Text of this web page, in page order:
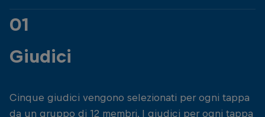
01
Giudici
Cinque giudici vengono selezionati per ogni tappa
da un gruppo di 12 membri. I giudici per ogni tappa